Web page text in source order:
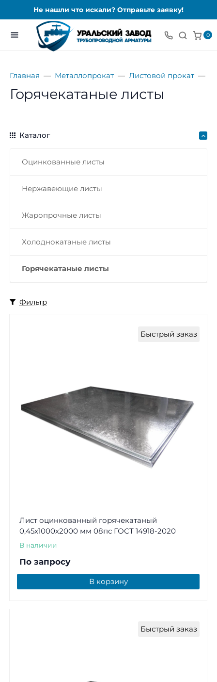
Не нашли что искали? Отправьте заявку!
0
Главная Металлопрокат Листовой прокат
Горячекатаные листы
Каталог
Оцинкованные листы
Нержавеющие листы
Жаропрочные листы
Холоднокатаные листы
Горячекатаные листы
Фильтр
Быстрый заказ
Лист оцинкованный горячекатаный
0,45х1000х2000 мм 08пс ГОСТ 14918-2020
В наличии
По запросу
В корзину
Быстрый заказ